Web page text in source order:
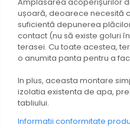
ușoară, deoarece necesită
suficientă depunerea
contact (nu să existe goluri
terasei. Cu toate acestea,
o anumita panta pentru a
In plus, aceasta montare
izolatia existenta de apa,
tabliului.
Informatii conformitate